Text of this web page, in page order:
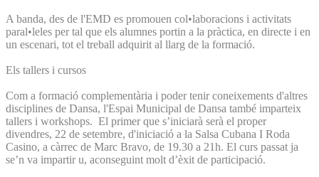
A banda, des de l'EMD es promouen col•laboracions i activitats
paral•leles per tal que els alumnes portin a la pràctica, en directe i en
un escenari, tot el treball adquirit al llarg de la formació.
Els tallers i cursos
Com a formació complementària i poder tenir coneixements d'altres
disciplines de Dansa, l'Espai Municipal de Dansa també imparteix
tallers i workshops. El primer que s’iniciarà serà el proper
divendres, 22 de setembre, d'iniciació a la Salsa Cubana I Roda
Casino, a càrrec de Marc Bravo, de 19.30 a 21h. El curs passat ja
se’n va impartir u, aconseguint molt d’èxit de participació.